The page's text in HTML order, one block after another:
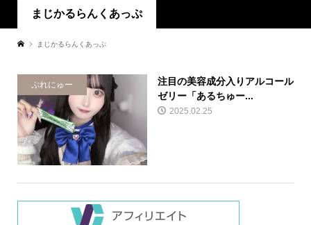
まじかるらんくあっぷ
まじかるらんくあっぷ
ぷれにゅー
注目の美容成分入りアルコール
ゼリー「あるちゅー...
2025.02.25